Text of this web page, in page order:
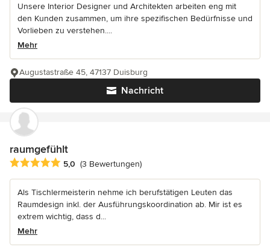
Unsere Interior Designer und Architekten arbeiten eng mit
den Kunden zusammen, um ihre spezifischen Bedürfnisse und
Vorlieben zu verstehen....
Mehr
Nachricht
Augustastraße 45, 47137 Duisburg
raumgefühlt
Durchschnittliche Bewertung: 5 von 5 Sternen
5,0 (3 Bewertungen)
Als Tischlermeisterin nehme ich berufstätigen Leuten das
Raumdesign inkl. der Ausführungskoordination ab. Mir ist es
extrem wichtig, dass d...
Mehr